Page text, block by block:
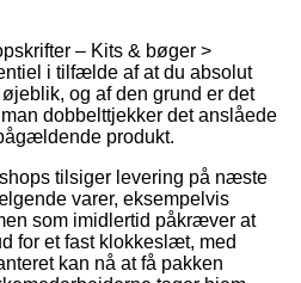
– Kits & bøger >
i tilfælde af at du absolut
og af den grund er det
dobbelttjekker det anslåede
produkt.
tilsiger levering på næste
varer, eksempelvis
som imidlertid påkræver at
for et fast klokkeslæt, med
kan nå at få pakken